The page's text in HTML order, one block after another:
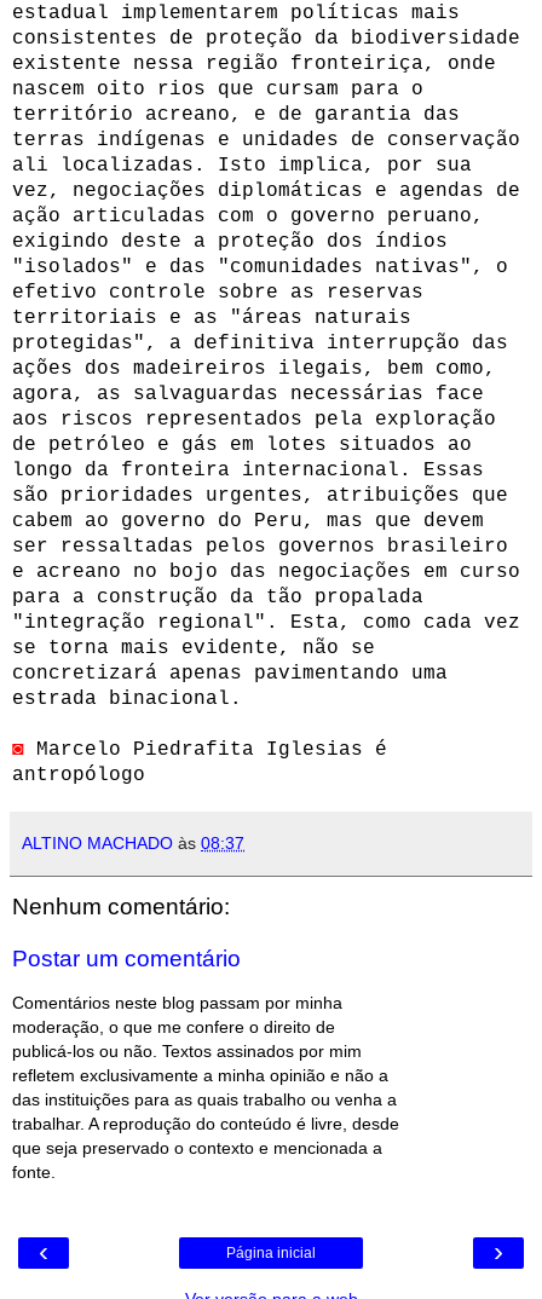
estadual implementarem políticas mais
consistentes de proteção da biodiversidade
existente nessa região fronteiriça, onde
nascem oito rios que cursam para o
território acreano, e de garantia das
terras indígenas e unidades de conservação
ali localizadas. Isto implica, por sua
vez, negociações diplomáticas e agendas de
ação articuladas com o governo peruano,
exigindo deste a proteção dos índios
"isolados" e das "comunidades nativas", o
efetivo controle sobre as reservas
territoriais e as "áreas naturais
protegidas", a definitiva interrupção das
ações dos madeireiros ilegais, bem como,
agora, as salvaguardas necessárias face
aos riscos representados pela exploração
de petróleo e gás em lotes situados ao
longo da fronteira internacional. Essas
são prioridades urgentes, atribuições que
cabem ao governo do Peru, mas que devem
ser ressaltadas pelos governos brasileiro
e acreano no bojo das negociações em curso
para a construção da tão propalada
"integração regional". Esta, como cada vez
se torna mais evidente, não se
concretizará apenas pavimentando uma
estrada binacional.
◙ Marcelo Piedrafita Iglesias é
antropólogo
ALTINO MACHADO às 08:37
Nenhum comentário:
Postar um comentário
Comentários neste blog passam por minha
moderação, o que me confere o direito de
publicá-los ou não. Textos assinados por mim
refletem exclusivamente a minha opinião e não a
das instituições para as quais trabalho ou venha a
trabalhar. A reprodução do conteúdo é livre, desde
que seja preservado o contexto e mencionada a
fonte.
‹ ›
Página inicial